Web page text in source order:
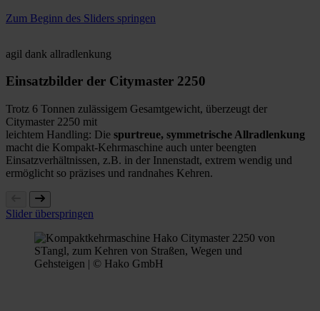
Zum Beginn des Sliders springen
agil dank allradlenkung
Einsatzbilder der Citymaster 2250
Trotz 6 Tonnen zulässigem Gesamtgewicht, überzeugt der
Citymaster 2250 mit
leichtem Handling: Die spurtreue, symmetrische Allradlenkung
macht die Kompakt-Kehrmaschine auch unter beengten
Einsatzverhältnissen, z.B. in der Innenstadt, extrem wendig und
ermöglicht so präzises und randnahes Kehren.
Slider überspringen